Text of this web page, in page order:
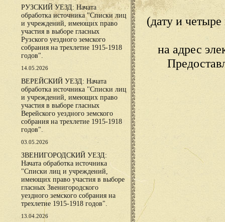
РУЗСКИЙ УЕЗД: Начата
обработка источника "Списки лиц
и учреждений, имеющих право
участия в выборе гласных
Рузского уездного земского
собрания на трехлетие 1915-1918
годов".
14.05.2026
ВЕРЕЙСКИЙ УЕЗД: Начата
обработка источника "Списки лиц
и учреждений, имеющих право
участия в выборе гласных
Верейского уездного земского
собрания на трехлетие 1915-1918
годов".
03.05.2026
ЗВЕНИГОРОДСКИЙ УЕЗД:
Начата обработка источника
"Списки лиц и учреждений,
имеющих право участия в выборе
гласных Звенигородского
уездного земского собрания на
трехлетие 1915-1918 годов".
13.04.2026
(дату и
на адрес